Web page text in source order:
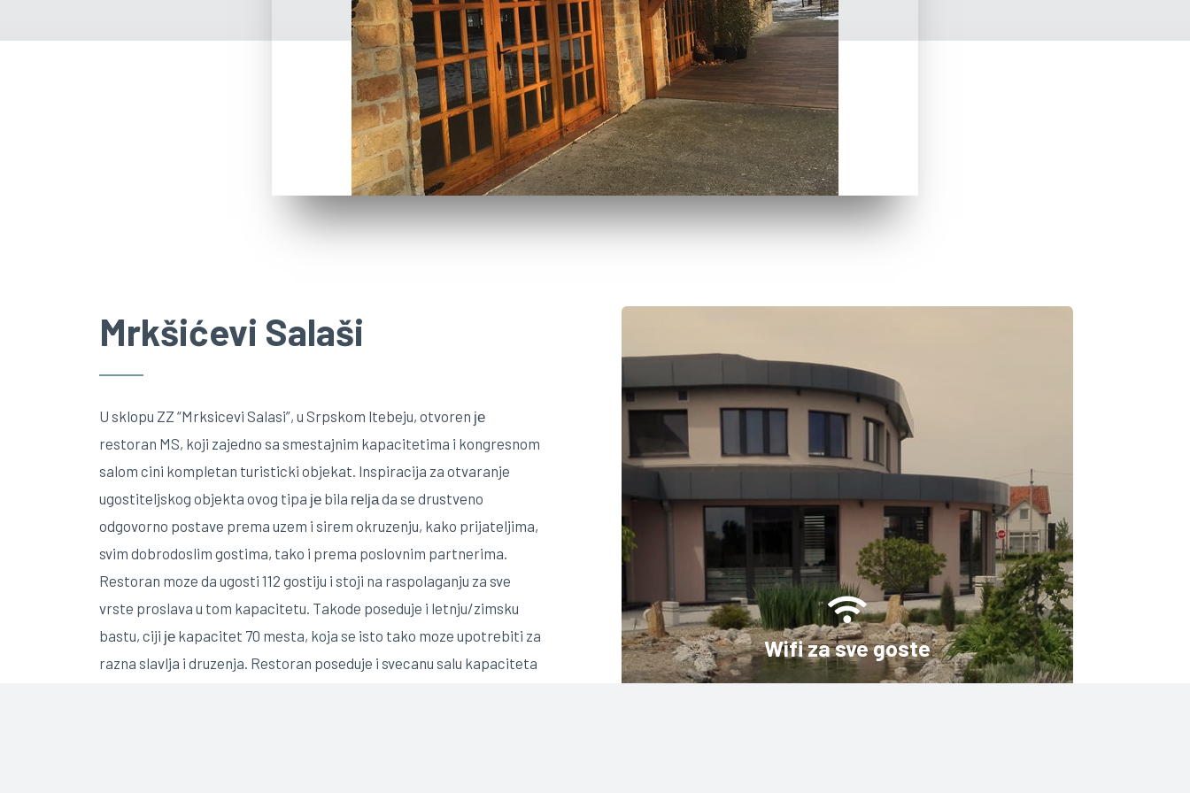
Mrkšićevi Salaši
U sklopu ZZ “Mrksicevi Salasi”, u Srpskom ltebeju, otvoren је
restoran MS, koji zajedno sa smestajnim kapacitetima i kongresnom
salom cini kompletan turisticki objekat. lnspiracija za otvaranje
ugostiteljskog objekta ovog tipa је bila геlја da se drustveno
odgovorno postave prema uzem i sirem okruzenju, kako prijateljima,
svim dobrodoslim gostima, tako i prema poslovnim partnerima.
Restoran moze da ugosti 112 gostiju i stoji na raspolaganju za sve
vrste proslava u tom kapacitetu. Takode poseduje i letnju/zimsku
bastu, ciji је kapacitet 70 mesta, koja se isto tako moze upotrebiti za
razna slavlja i druzenja. Restoran poseduje i svecanu salu kapaciteta
Wifi za sve goste